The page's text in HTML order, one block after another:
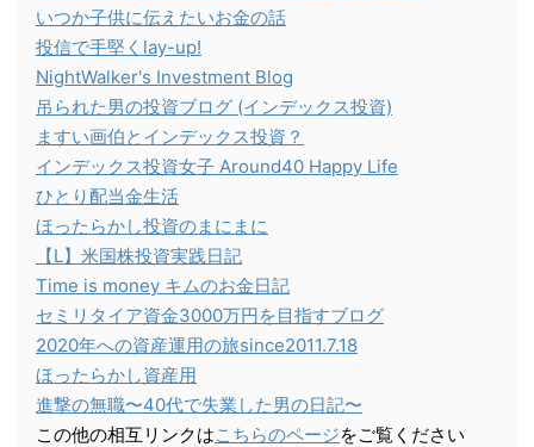
いつか子供に伝えたいお金の話
投信で手堅くlay-up!
NightWalker's Investment Blog
吊られた男の投資ブログ (インデックス投資)
ますい画伯とインデックス投資？
インデックス投資女子 Around40 Happy Life
ひとり配当金生活
ほったらかし投資のまにまに
【L】米国株投資実践日記
Time is money キムのお金日記
セミリタイア資金3000万円を目指すブログ
2020年への資産運用の旅since2011.7.18
ほったらかし資産用
進撃の無職〜40代で失業した男の日記〜
この他の相互リンクはこちらのページをご覧ください